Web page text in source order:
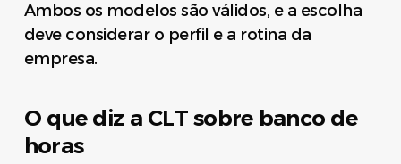
Ambos os modelos são válidos, e a escolha
deve considerar o perfil e a rotina da
empresa.
O que diz a CLT sobre banco de
horas